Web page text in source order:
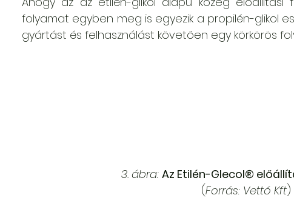
folyamat egyben meg is egyezik a propilén-glikol
gyártást és felhasználást követően egy körkörös
3. ábra: Az Etilén-Glecol®
(Forrás: Vettó Kft)